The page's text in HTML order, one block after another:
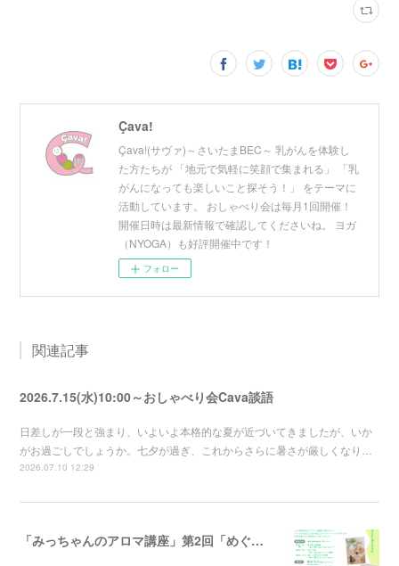
Çava!
Çava!(サヴァ)～さいたまBEC～ 乳がんを体験し
た方たちが 「地元で気軽に笑顔で集まれる」 「乳
がんになっても楽しいこと探そう！」 をテーマに
活動しています。 おしゃべり会は毎月1回開催！
開催日時は最新情報で確認してくださいね。 ヨガ
（NYOGA）も好評開催中です！
フォロー
関連記事
2026.7.15(水)10:00～おしゃべり会Cava談語
日差しが一段と強まり、いよいよ本格的な夏が近づいてきましたが、いか
がお過ごしでしょうか。七夕が過ぎ、これからさらに暑さが厳しくなり…
2026.07.10 12:29
「みっちゃんのアロマ講座」第2回「めぐりと休息」～香りでゆるめるバスソルト講座～の募集を開始しました